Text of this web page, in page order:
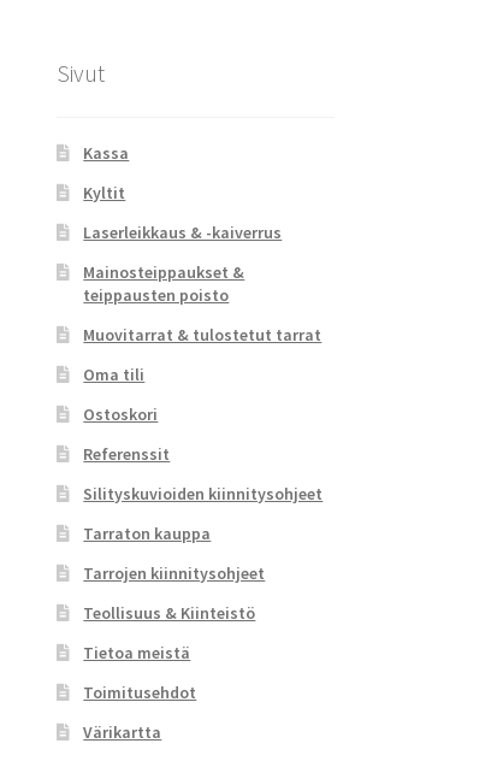
Sivut
Kassa
Kyltit
Laserleikkaus & -kaiverrus
Mainosteippaukset &
teippausten poisto
Muovitarrat & tulostetut tarrat
Oma tili
Ostoskori
Referenssit
Silityskuvioiden kiinnitysohjeet
Tarraton kauppa
Tarrojen kiinnitysohjeet
Teollisuus & Kiinteistö
Tietoa meistä
Toimitusehdot
Värikartta